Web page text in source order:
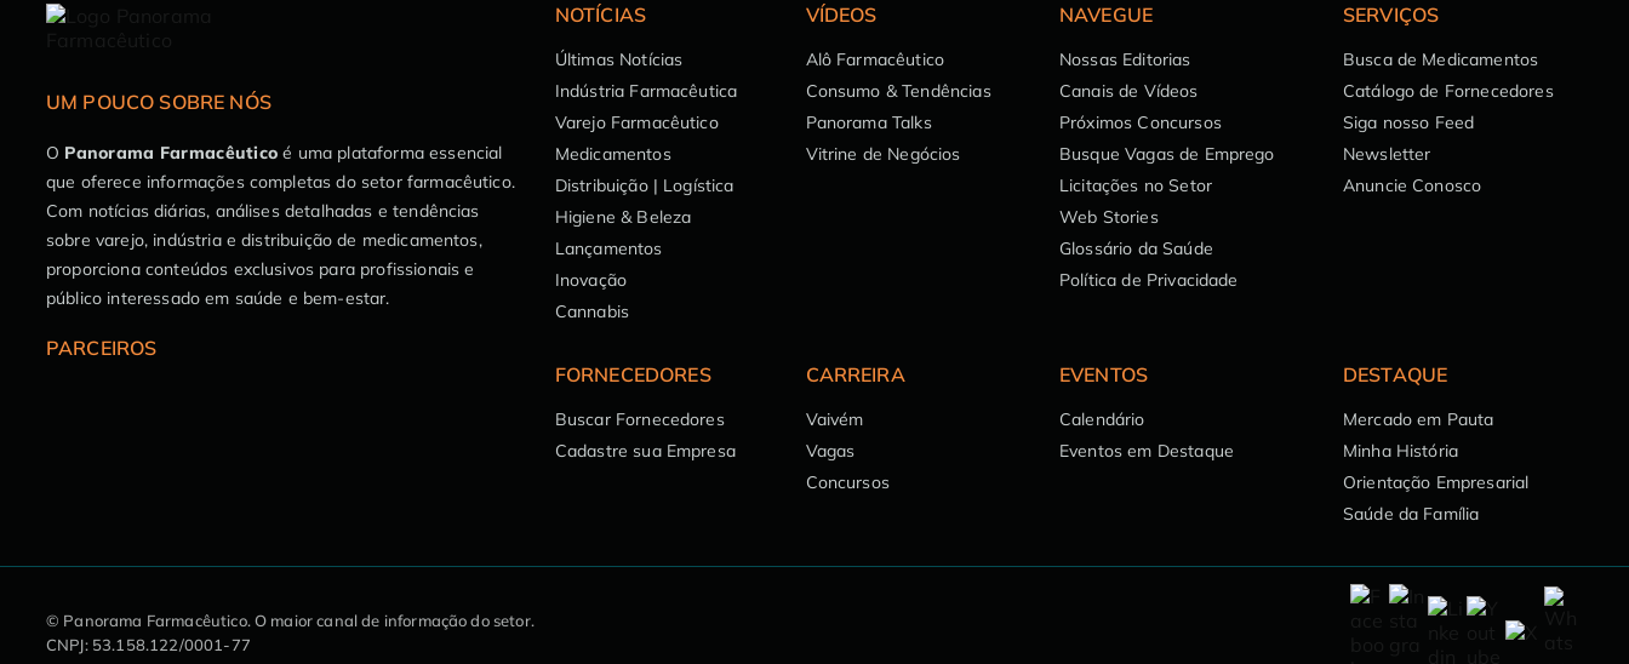
UM POUCO SOBRE NÓS
O Panorama Farmacêutico é uma plataforma essencial
que oferece informações completas do setor farmacêutico.
Com notícias diárias, análises detalhadas e tendências
sobre varejo, indústria e distribuição de medicamentos,
proporciona conteúdos exclusivos para profissionais e
público interessado em saúde e bem-estar.
PARCEIROS
NOTÍCIAS
Últimas Notícias
Indústria Farmacêutica
Varejo Farmacêutico
Medicamentos
Distribuição | Logística
Higiene & Beleza
Lançamentos
Inovação
Cannabis
VÍDEOS
Alô Farmacêutico
Consumo & Tendências
Panorama Talks
Vitrine de Negócios
NAVEGUE
Nossas Editorias
Canais de Vídeos
Próximos Concursos
Busque Vagas de Emprego
Licitações no Setor
Web Stories
Glossário da Saúde
Política de Privacidade
SERVIÇOS
Busca de Medicamentos
Catálogo de Fornecedores
Siga nosso Feed
Newsletter
Anuncie Conosco
FORNECEDORES
Buscar Fornecedores
Cadastre sua Empresa
CARREIRA
Vaivém
Vagas
Concursos
EVENTOS
Calendário
Eventos em Destaque
DESTAQUE
Mercado em Pauta
Minha História
Orientação Empresarial
Saúde da Família
© Panorama Farmacêutico. O maior canal de informação do setor.
CNPJ: 53.158.122/0001-77